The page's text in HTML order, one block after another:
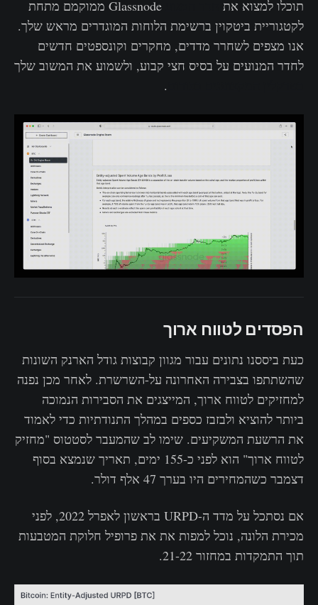
תוכלו למצוא את
Glassnode ממוקמם מתחת
לקטגוריית ביטקוין ברשימת הלוחות המוגדרים מראש שלך.
אנו מצפים לשחרר מדדים, מחקרים וקונספטים חדשים
לחדר המנועים על בסיס חצי קבוע, ולשמוע את המשוב שלך
.
הפסדים לטווח ארוך
כעת ביססנו נתונים עבור מגוון קבוצות גודל הארנק השונות
שהשתתפו בצבירה האחרונה על-השרשרת. לאחר מכן נפנה
למחזיקים לטווח ארוך, המייצגים את הסבירות הנמוכה
ביותר להוציא ולבזבז כספים במהלך התנודתיות כדי לאמוד
את הרשעת המשקיעים. שימו לב שהמעבר לסטטוס "מחזיק
לטווח ארוך" הוא לפני כ-155 ימים, תאריך שנמצא בסוף
דצמבר כשהמחירים היו בערך 47 אלף דולר.
אם נסתכל על מדד ה-URPD בראשון לאפרל 2022, לפני
מכירת הלונה, נוכל למפות את את פרופיל חלוקת המטבעות
תוך התמקדות במחזור 21-22.